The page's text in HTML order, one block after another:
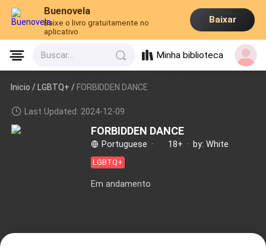
Buenovela
Baixe o livro gratuitamente no
aplicativo
Baixar
Buscar... Minha biblioteca
Inicio /LGBTQ+ / FORBIDDEN DANCE
Last Updated: 2024-12-09
FORBIDDEN DANCE
Portuguese · 18+ · by: White
LGBTQ+
Em andamento